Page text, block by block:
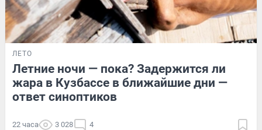
ЛЕТО
Летние ночи — пока? Задержится ли
жара в Кузбассе в ближайшие дни —
ответ синоптиков
22 часа 3 028 4